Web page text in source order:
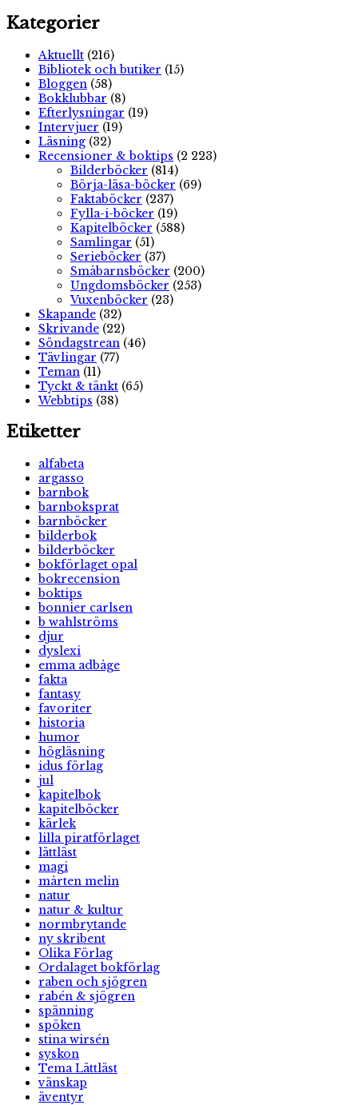
Kategorier
Aktuellt (216)
Bibliotek och butiker (15)
Bloggen (58)
Bokklubbar (8)
Efterlysningar (19)
Intervjuer (19)
Läsning (32)
Recensioner & boktips (2 223)
Bilderböcker (814)
Börja-läsa-böcker (69)
Faktaböcker (237)
Fylla-i-böcker (19)
Kapitelböcker (588)
Samlingar (51)
Serieböcker (37)
Småbarnsböcker (200)
Ungdomsböcker (253)
Vuxenböcker (23)
Skapande (32)
Skrivande (22)
Söndagstrean (46)
Tävlingar (77)
Teman (11)
Tyckt & tänkt (65)
Webbtips (38)
Etiketter
alfabeta
argasso
barnbok
barnboksprat
barnböcker
bilderbok
bilderböcker
bokförlaget opal
bokrecension
boktips
bonnier carlsen
b wahlströms
djur
dyslexi
emma adbåge
fakta
fantasy
favoriter
historia
humor
högläsning
idus förlag
jul
kapitelbok
kapitelböcker
kärlek
lilla piratförlaget
lättläst
magi
mårten melin
natur
natur & kultur
normbrytande
ny skribent
Olika Förlag
Ordalaget bokförlag
raben och sjögren
rabén & sjögren
spänning
spöken
stina wirsén
syskon
Tema Lättläst
vänskap
äventyr